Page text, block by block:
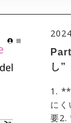
し”
1. **
に
要2.